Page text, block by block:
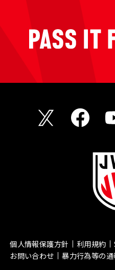
個人情報保護方針 利用規約
お問い合わせ
暴力行為等の通